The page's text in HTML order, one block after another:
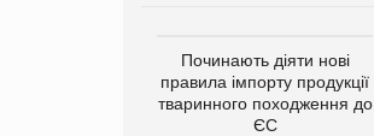
Починають діяти нові
правила імпорту продукції
тваринного походження до
ЄС